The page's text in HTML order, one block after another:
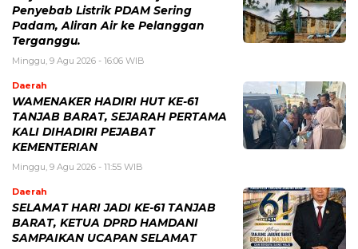
Penyebab Listrik PDAM Sering
Padam, Aliran Air ke Pelanggan
Terganggu.
Minggu, 9 Agu 2026 - 16:06 WIB
Daerah
WAMENAKER HADIRI HUT KE-61
TANJAB BARAT, SEJARAH PERTAMA
KALI DIHADIRI PEJABAT
KEMENTERIAN
Minggu, 9 Agu 2026 - 11:55 WIB
Daerah
SELAMAT HARI JADI KE-61 TANJAB
BARAT, KETUA DPRD HAMDANI
SAMPAIKAN UCAPAN SELAMAT